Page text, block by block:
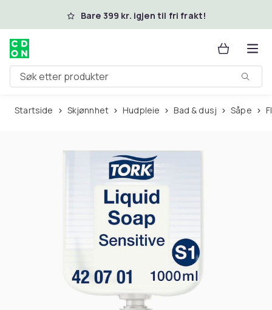
Hopp til hovedinnholdBare 399 kr. igjen til fri frakt!
Søk etter produkter
Startside Skjønnhet Hudpleie Bad & dusj Såpe